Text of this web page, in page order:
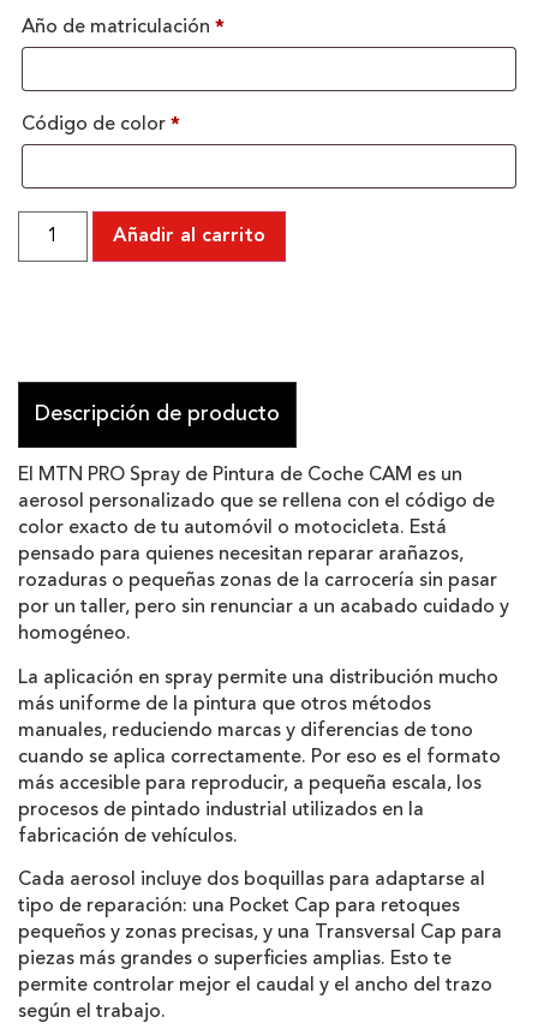
Año de matriculación *
Código de color *
Añadir al carrito
Descripción de producto
El MTN PRO Spray de Pintura de Coche CAM es un
aerosol personalizado que se rellena con el código de
color exacto de tu automóvil o motocicleta. Está
pensado para quienes necesitan reparar arañazos,
rozaduras o pequeñas zonas de la carrocería sin pasar
por un taller, pero sin renunciar a un acabado cuidado y
homogéneo.
La aplicación en spray permite una distribución mucho
más uniforme de la pintura que otros métodos
manuales, reduciendo marcas y diferencias de tono
cuando se aplica correctamente. Por eso es el formato
más accesible para reproducir, a pequeña escala, los
procesos de pintado industrial utilizados en la
fabricación de vehículos.
Cada aerosol incluye dos boquillas para adaptarse al
tipo de reparación: una Pocket Cap para retoques
pequeños y zonas precisas, y una Transversal Cap para
piezas más grandes o superficies amplias. Esto te
permite controlar mejor el caudal y el ancho del trazo
según el trabajo.